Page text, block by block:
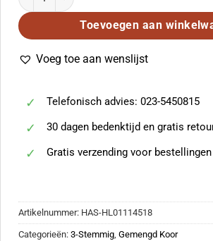
Toevoegen aan
Voeg toe aan wenslijst
Telefonisch advies: 023-5450815
30 dagen bedenktijd en gratis
Gratis verzending voor bestellingen
Artikelnummer: HAS-HL01114518
Categorieën: 3-Stemmig, Gemengd Koor